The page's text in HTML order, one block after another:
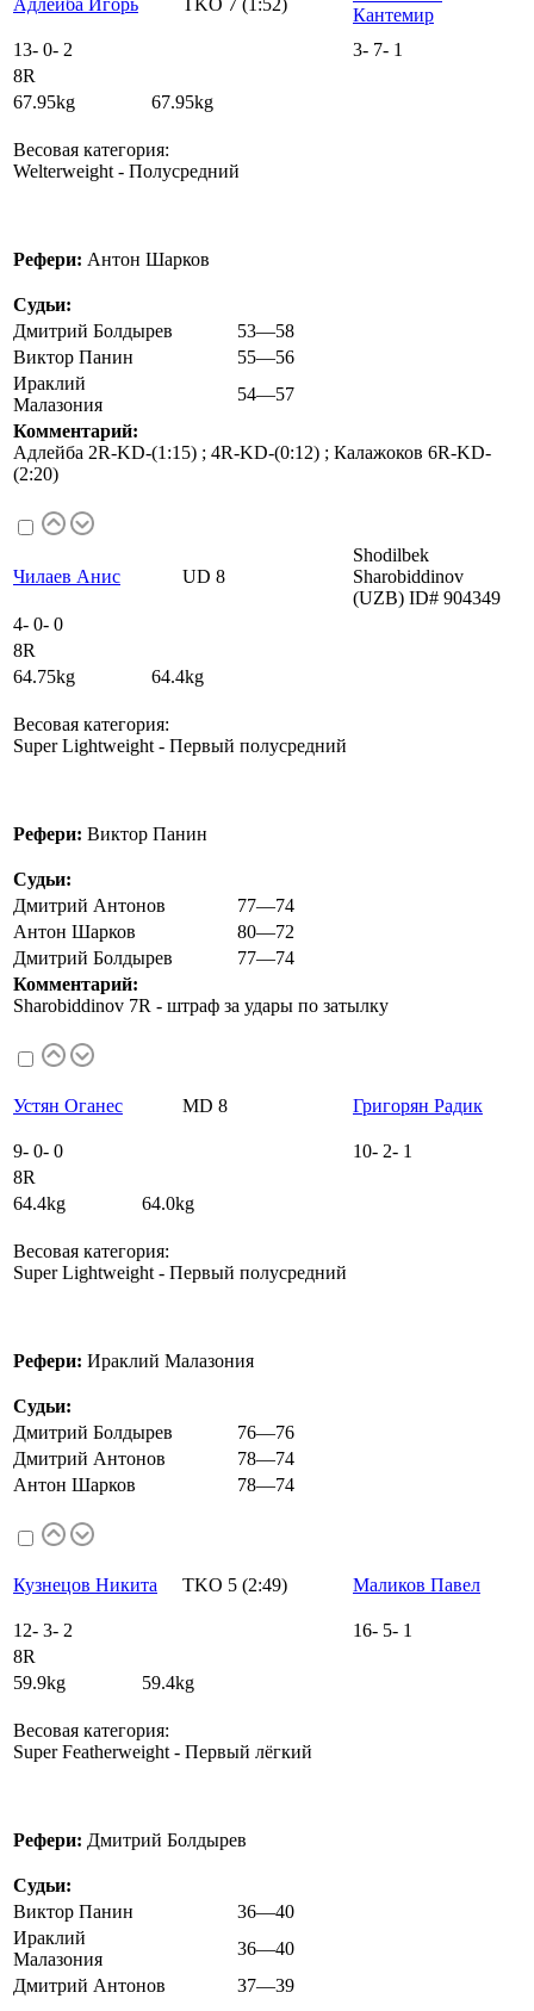
Адлейба Игорь TKO 7 (1:52)
Кантемир
13- 0- 2 3- 7- 1
8R
67.95kg 67.95kg
Весовая категория:
Welterweight - Полусредний
Рефери: Антон Шарков
Судьи:
Дмитрий Болдырев
53—58
Виктор Панин
55—56
Ираклий
Малазония
54—57
Комментарий:
Адлейба 2R-KD-(1:15) ; 4R-KD-(0:12) ; Калажоков 6R-KD-
(2:20)
Чилаев Анис UD 8
Shodilbek
Sharobiddinov
(UZB) ID# 904349
4- 0- 0
8R
64.75kg 64.4kg
Весовая категория:
Super Lightweight - Первый полусредний
Рефери: Виктор Панин
Судьи:
Дмитрий Антонов
77—74
Антон Шарков
80—72
Дмитрий Болдырев
77—74
Комментарий:
Sharobiddinov 7R - штраф за удары по затылку
Устян Оганес MD 8 Григорян Радик
9- 0- 0 10- 2- 1
8R
64.4kg 64.0kg
Весовая категория:
Super Lightweight - Первый полусредний
Рефери: Ираклий Малазония
Судьи:
Дмитрий Болдырев
76—76
Дмитрий Антонов
78—74
Антон Шарков
78—74
Кузнецов Никита TKO 5 (2:49) Маликов Павел
12- 3- 2 16- 5- 1
8R
59.9kg 59.4kg
Весовая категория:
Super Featherweight - Первый лёгкий
Рефери: Дмитрий Болдырев
Судьи:
Виктор Панин
36—40
Ираклий
Малазония
36—40
Дмитрий Антонов
37—39